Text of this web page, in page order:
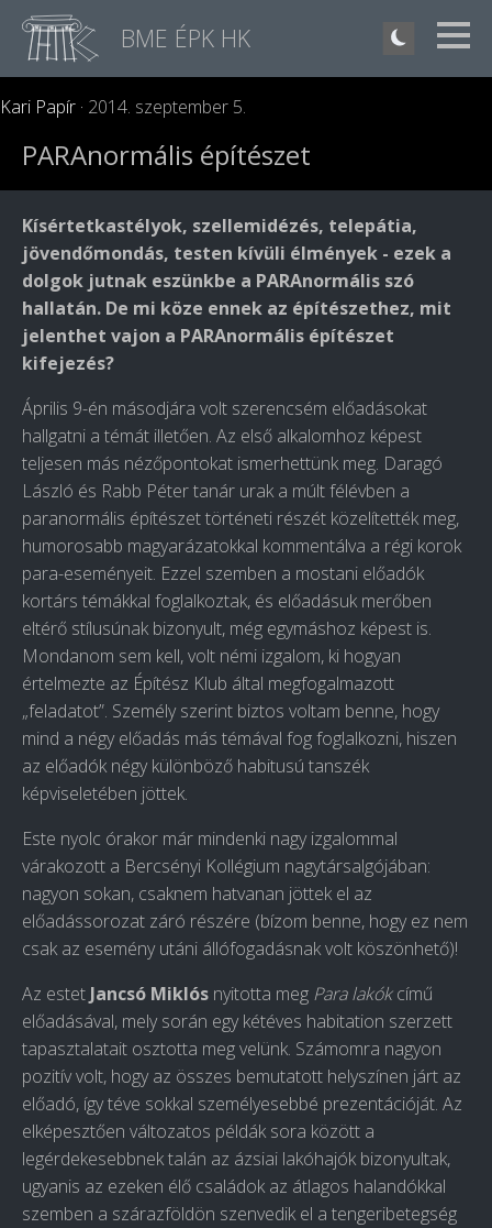
BME ÉPK HK
Kari Papír · 2014. szeptember 5.
PARAnormális építészet
Kísértetkastélyok, szellemidézés, telepátia,
jövendőmondás, testen kívüli élmények - ezek a
dolgok jutnak eszünkbe a PARAnormális szó
hallatán. De mi köze ennek az építészethez, mit
jelenthet vajon a PARAnormális építészet
kifejezés?
Április 9-én másodjára volt szerencsém előadásokat
hallgatni a témát illetően. Az első alkalomhoz képest
teljesen más nézőpontokat ismerhettünk meg. Daragó
László és Rabb Péter tanár urak a múlt félévben a
paranormális építészet történeti részét közelítették meg,
humorosabb magyarázatokkal kommentálva a régi korok
para-eseményeit. Ezzel szemben a mostani előadók
kortárs témákkal foglalkoztak, és előadásuk merőben
eltérő stílusúnak bizonyult, még egymáshoz képest is.
Mondanom sem kell, volt némi izgalom, ki hogyan
értelmezte az Építész Klub által megfogalmazott
„feladatot”. Személy szerint biztos voltam benne, hogy
mind a négy előadás más témával fog foglalkozni, hiszen
az előadók négy különböző habitusú tanszék
képviseletében jöttek.
Este nyolc órakor már mindenki nagy izgalommal
várakozott a Bercsényi Kollégium nagytársalgójában:
nagyon sokan, csaknem hatvanan jöttek el az
előadássorozat záró részére (bízom benne, hogy ez nem
csak az esemény utáni állófogadásnak volt köszönhető)!
Az estet Jancsó Miklós nyitotta meg Para lakókcímű
előadásával, mely során egy kétéves habitation szerzett
tapasztalatait osztotta meg velünk. Számomra nagyon
pozitív volt, hogy az összes bemutatott helyszínen járt az
előadó, így téve sokkal személyesebbé prezentációját. Az
elképesztően változatos példák sora között a
legérdekesebbnek talán az ázsiai lakóhajók bizonyultak,
ugyanis az ezeken élő családok az átlagos halandókkal
szemben a szárazföldön szenvedik el a tengeribetegség